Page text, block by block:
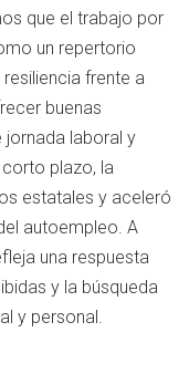
que el trabajo por
un repertorio
frente a
buenas
laboral y
plazo, la
estatales y aceleró
autoempleo. A
una respuesta
y la búsqueda
y personal.